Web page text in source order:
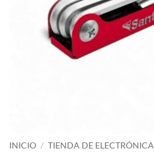
INICIO / TIENDA DE ELECTRÓNICA